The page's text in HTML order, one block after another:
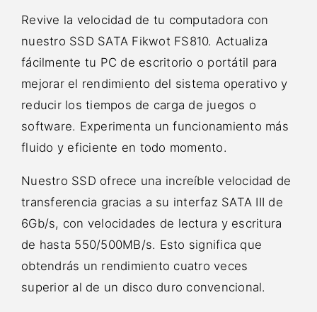
Revive la velocidad de tu computadora con
nuestro SSD SATA Fikwot FS810. Actualiza
fácilmente tu PC de escritorio o portátil para
mejorar el rendimiento del sistema operativo y
reducir los tiempos de carga de juegos o
software. Experimenta un funcionamiento más
fluido y eficiente en todo momento.
Nuestro SSD ofrece una increíble velocidad de
transferencia gracias a su interfaz SATA III de
6Gb/s, con velocidades de lectura y escritura
de hasta 550/500MB/s. Esto significa que
obtendrás un rendimiento cuatro veces
superior al de un disco duro convencional.